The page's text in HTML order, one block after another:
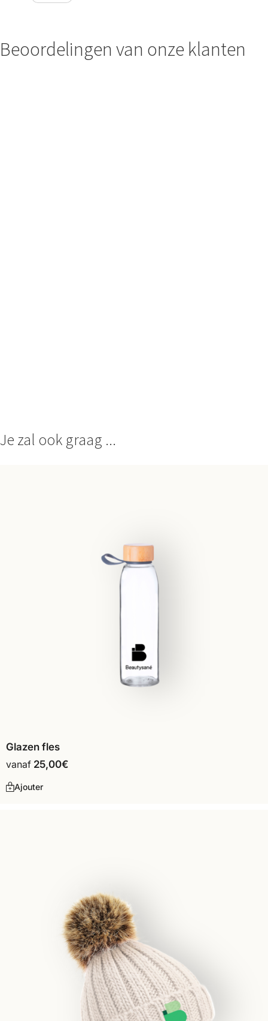
Beoordelingen van onze klanten
Je zal ook graag ...
Glazen fles
vanaf 25,00€
Ajouter